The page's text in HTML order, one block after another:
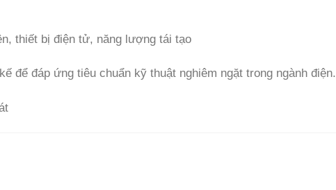
thiết bị điện tử, năng lượng tái tạo
để đáp ứng tiêu chuẩn kỹ thuật nghiêm ngặt trong ngành điện.